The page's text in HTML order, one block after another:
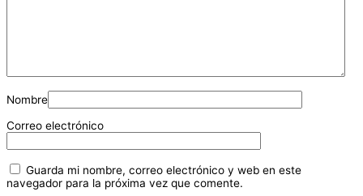
Nombre
Correo electrónico
Guarda mi nombre, correo electrónico y web en este
navegador para la próxima vez que comente.